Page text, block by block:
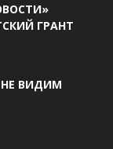
ГРАНТ
ВИДИМ